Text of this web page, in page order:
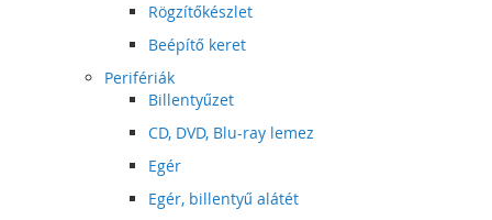
Rögzítőkészlet
Beépítő keret
Perifériák
Billentyűzet
CD, DVD, Blu-ray lemez
Egér
Egér, billentyű alátét